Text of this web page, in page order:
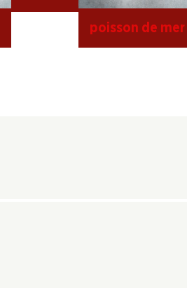
poisson de mer